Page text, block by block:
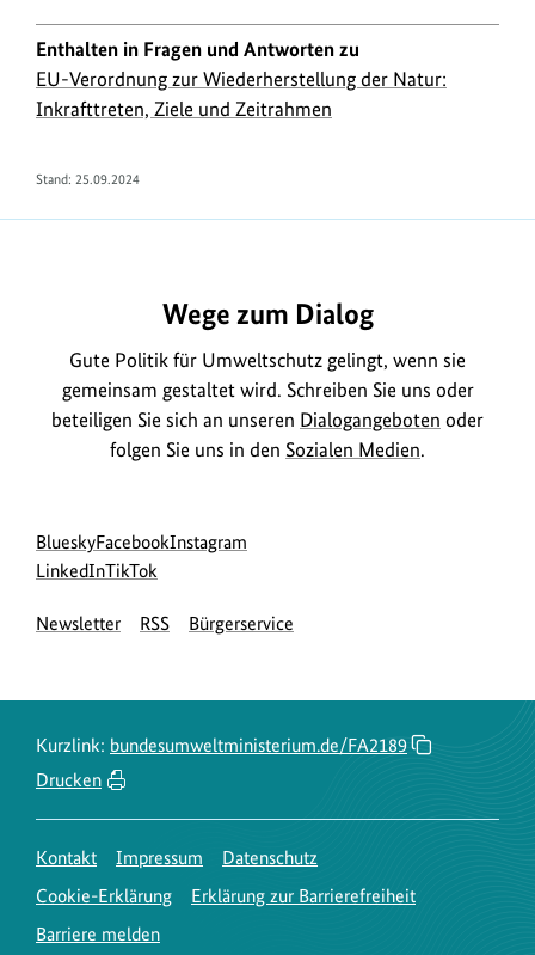
Enthalten in Fragen und Antworten zu
EU-Verordnung zur Wiederherstellung der Natur:
Inkrafttreten, Ziele und Zeitrahmen
Stand: 25.09.2024
Wege zum Dialog
Gute Politik für Umweltschutz gelingt, wenn sie
gemeinsam gestaltet wird. Schreiben Sie uns oder
beteiligen Sie sich an unseren Dialogangeboten oder
folgen Sie uns in den Sozialen Medien.
Social
Media
Blueskyzur
Bluesky-
des
Facebookzur
des
Instagram
des
LinkedInzur
Seite
zur
Seite
TikTok
Newsletter RSS Bürgerservice
Kurzlink: bundesumweltministerium.de/FA2189
Drucken
Kontakt Impressum
Datenschutz
Cookie-Erklärung
Erklärung zur Barrierefreiheit
Barriere melden